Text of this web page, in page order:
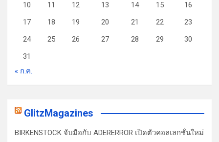
10
11 12 13 14 15
16
17
18 19 20 21 22
23
24
25 26 27 28 29
30
31
« ก.ค.
GlitzMagazines
BIRKENSTOCK จับมือกับ ADERERROR เปิดตัวคอลเลกชั่นใหม่